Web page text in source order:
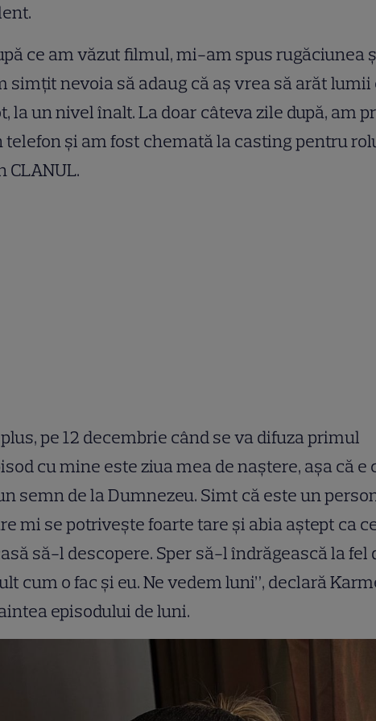
ce am văzut filmul, mi-am spus rugăciunea
simțit nevoia să adaug că aș vrea să arăt lumii
la un nivel înalt. La doar câteva zile după, am
telefon și am fost chemată la casting pentru
CLANUL.
pe 12 decembrie când se va difuza primul
cu mine este ziua mea de naștere, așa că e
semn de la Dumnezeu. Simt că este un
mi se potrivește foarte tare și abia aștept ca
să-l descopere. Sper să-l îndrăgească la fel
cum o fac și eu. Ne vedem luni”, declară
episodului de luni.